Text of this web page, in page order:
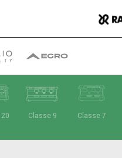
Classe 9 Classe 7
Descarregar Mais